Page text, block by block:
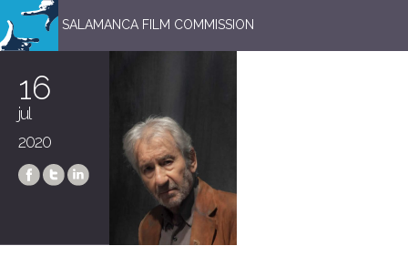
SALAMANCA FILM COMMISSION
16
jul
2020